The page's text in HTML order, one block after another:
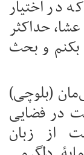
در اختیار
حداکثر
بکنم و بحث
(بلوچی)
در فضايی
از زبان